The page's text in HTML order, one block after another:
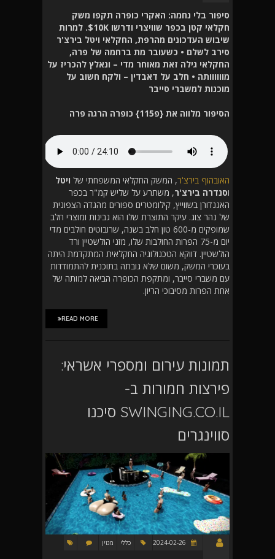
סיפור בלי נחמה: האקרי כופרה תקפו משק
חקלאי קטן בכפר שוויצרי ודרשו 10K$. למרות
שיבוש העדכונים מהרפת, החקלאי ויטל בירצ'ר
סירב לשלם • כשעובר מת ברחמה של פרה,
החקלאי גילה זאת מאוחר מדי – ונאלץ להכריז על
מוווווותה • חלב על דאבדין – ולקח חשוב על
מוכנות למשברי סייבר
הסיפור מלווה את {פ115} כופרה הרגה פרה
האובהוף בירצ'ר, המשק החקלאי המשפחתי של ויטל
וסנדרה בירצ'ר, משתרע על שליש קמ"ר בכפר
האגנדורן בשווייץ, קילומטרים ספורים מהגדה הצפונית
של נהר צוג. עיקר התוצרת שלו הוא גבינות ומוצרי חלב
שמופקים מ-600 טון חלב בשנה, שרובוטים חולבים מדי
יום מ-75 הפרות החולבות שלו, מזני הולשטיין ורד
הולשטיין. דווקא הטכנולוגיה החקלאית המתקדמת היתה
בעוכרי המשק, משום שלא גובתה בתוכנית להתמודדות
עם משברי סייבר, ומתקפת הכופרה הביאה למותה של
אחת הפרות מסיבוכי הריון.
READ MORE
תמונות עירום ומספרי אשראי:
פירצות חמורות ב-
SWINGING.CO.IL סיכנו
סווינגרים
כללי מגזין